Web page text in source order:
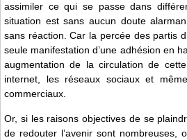
assimiler ce qui se passe dans
situation est sans aucun doute
sans réaction. Car la percée des partis
seule manifestation d’une adhésion en
augmentation de la circulation de
internet, les réseaux sociaux et
commerciaux.
Or, si les raisons objectives de se
de redouter l’avenir sont nombreuses,